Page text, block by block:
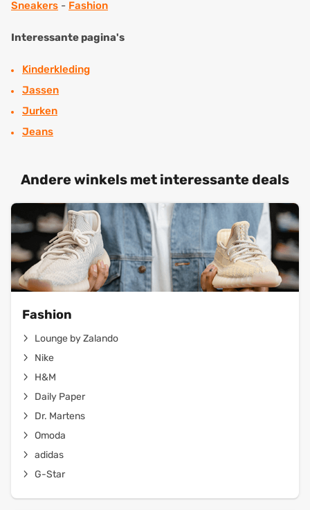
Sneakers - Fashion
Interessante pagina's
Kinderkleding
Jassen
Jurken
Jeans
Andere winkels met interessante deals
Fashion
Lounge by Zalando
Nike
H&M
Daily Paper
Dr. Martens
Omoda
adidas
G-Star